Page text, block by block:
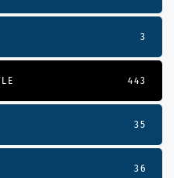
3
443
35
36